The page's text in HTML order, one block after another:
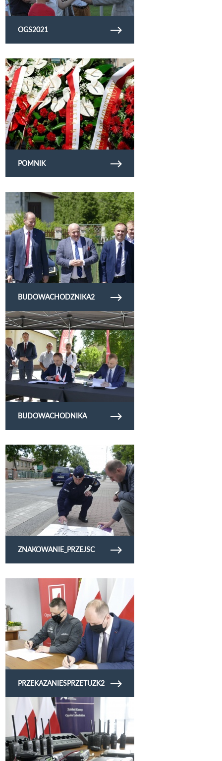
OGS2021
POMNIK
Obejrzyj galerię zdjęć pomnik
BUDOWACHODZNIKA2
Obejrzyj galerię zdjęć budowachodznika2
BUDOWACHODNIKA
Obejrzyj galerię zdjęć budowachodnika
ZNAKOWANIE_PRZEJSC
Obejrzyj galerię zdjęć znakowanie_przejsc
PRZEKAZANIESPRZETUZK2
Obejrzyj galerię zdjęć przekazaniesprzetuzk2
Obejrzyj galerię zdjęć przekazeniesprzetuzk